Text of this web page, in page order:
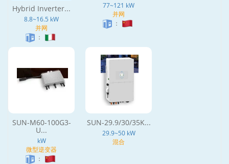
Hybrid Inverter...
8.8~16.5 kW
并网
：
77~121 kW
并网
：
SUN-M60-100G3-
U...
kW
微型逆变器
：
SUN-29.9/30/35K...
29.9~50 kW
混合